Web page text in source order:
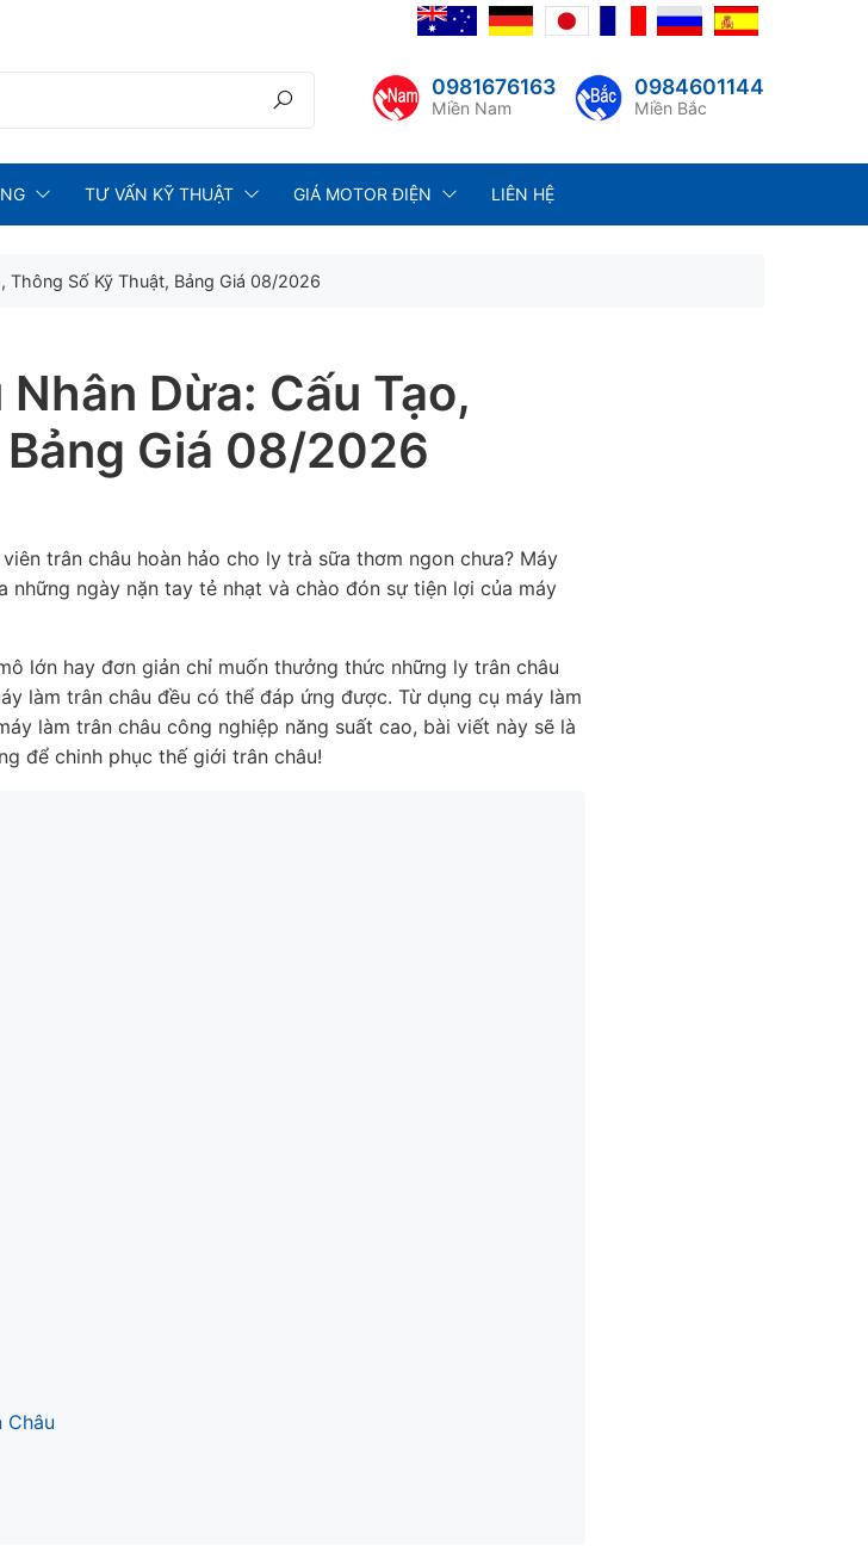
0981676163
Miền Nam
0984601144
Miền Bắc
TƯ VẤN KỸ THUẬT GIÁ MOTOR ĐIỆN LIÊN HỆ
Thông Số Kỹ Thuật, Bảng Giá 08/2026
Dừa: Cấu Tạo,
Giá 08/2026
trân châu hoàn hảo cho ly trà sữa thơm ngon chưa? Máy
những ngày nặn tay tẻ nhạt và chào đón sự tiện lợi của máy
lớn hay đơn giản chỉ muốn thưởng thức những ly trân châu
làm trân châu đều có thể đáp ứng được. Từ dụng cụ máy làm
làm trân châu công nghiệp năng suất cao, bài viết này sẽ là
để chinh phục thế giới trân châu!
Châu